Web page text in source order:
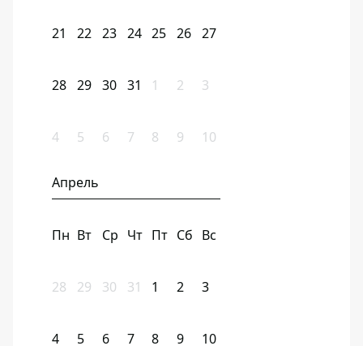
21 22 23 24 25 26 27
28 29 30 31 1 2 3
4 5 6 7 8 9 10
Апрель
Пн Вт Ср Чт Пт Сб Вс
28 29 30 31 1 2 3
4 5 6 7 8 9 10